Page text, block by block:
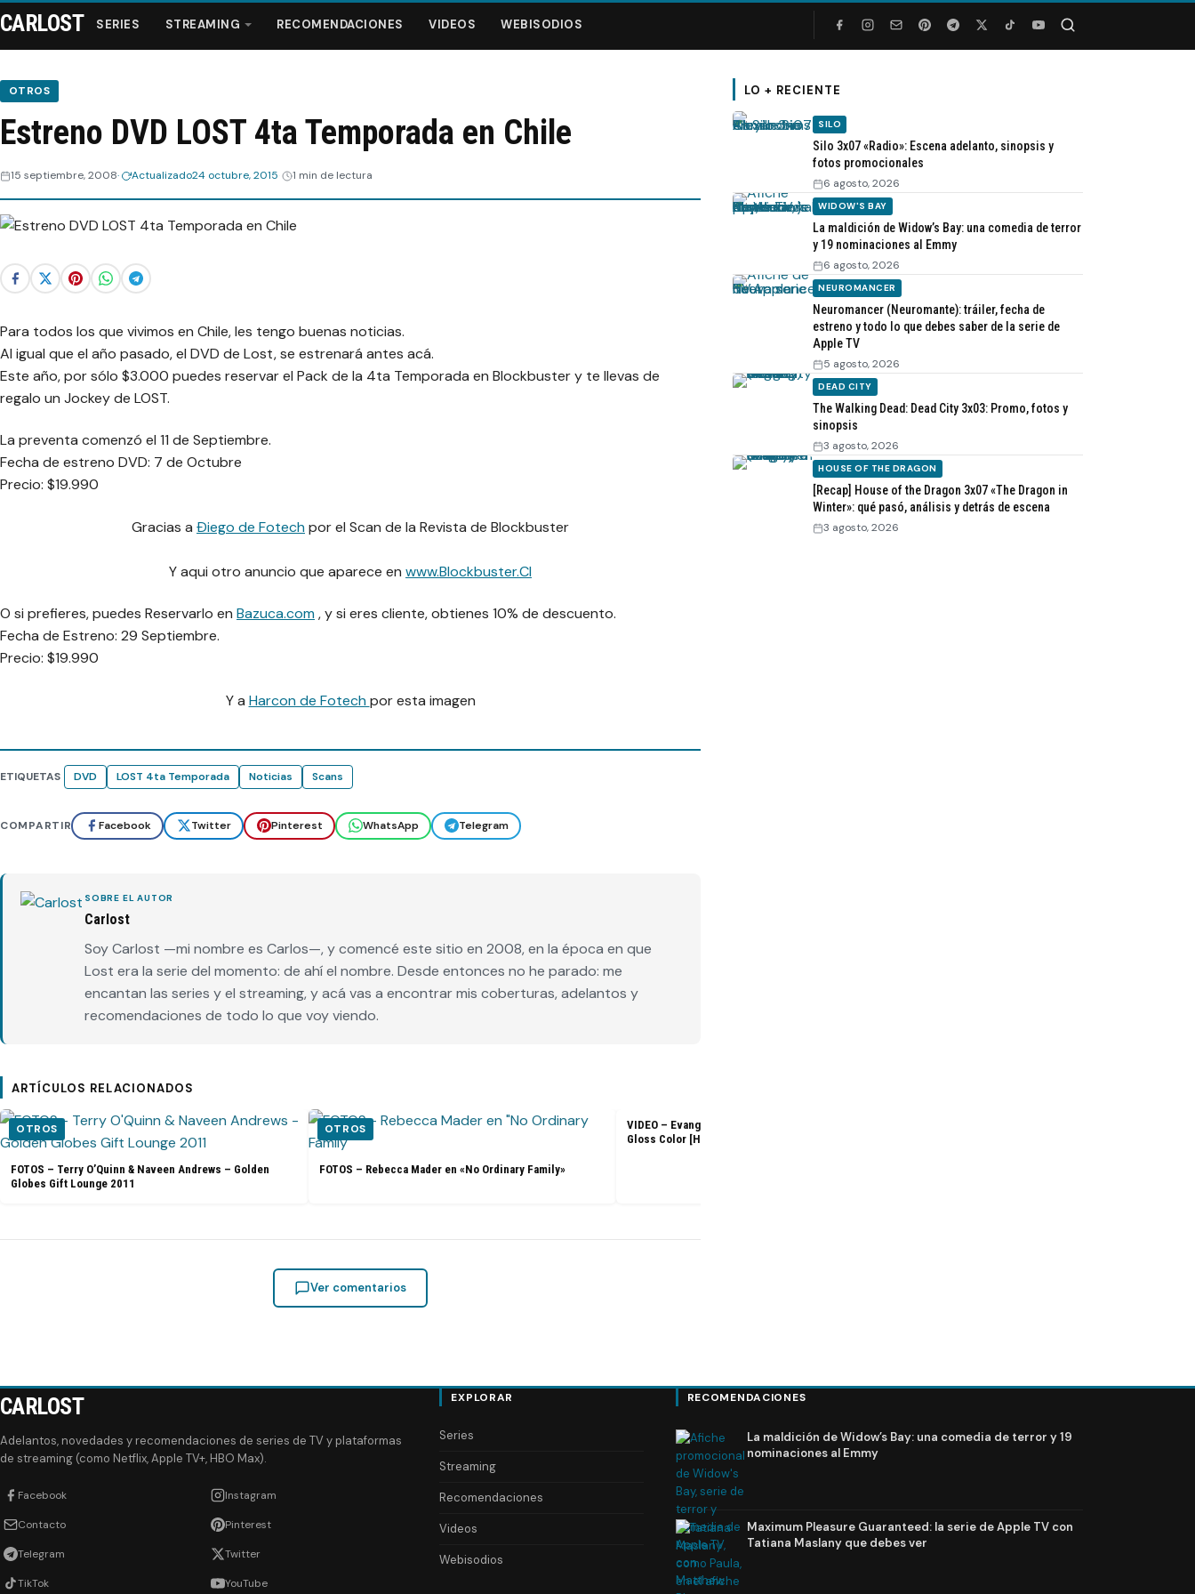
Series
Streaming
Recomendaciones
Videos
Webisodios
CARLOST SERIES STREAMING RECOMENDACIONES VIDEOS WEBISODIOS
OTROS
Estreno DVD LOST 4ta Temporada en Chile
15 septiembre, 2008 Actualizado24 octubre, 2015 1 min de lectura
Para todos los que vivimos en Chile, les tengo buenas noticias.
Al igual que el año pasado, el DVD de Lost, se estrenará antes acá.
Este año, por sólo $3.000 puedes reservar el Pack de la 4ta Temporada en Blockbuster y te llevas de
regalo un Jockey de LOST.
La preventa comenzó el 11 de Septiembre.
Fecha de estreno DVD: 7 de Octubre
Precio: $19.990
Gracias a Ðiego de Fotechpor el Scan de la Revista de Blockbuster
Y aqui otro anuncio que aparece en www.Blockbuster.Cl
O si prefieres, puedes Reservarlo en Bazuca.com, y si eres cliente, obtienes 10% de descuento.
Fecha de Estreno: 29 Septiembre.
Precio: $19.990
Y a Harcon de Fotechpor esta imagen
ETIQUETAS DVD LOST 4ta Temporada Noticias Scans
COMPARTIR Facebook Twitter Pinterest WhatsApp Telegram
SOBRE EL AUTOR
Carlost
Soy Carlost —mi nombre es Carlos—, y comencé este sitio en 2008, en la época en que
Lost era la serie del momento: de ahí el nombre. Desde entonces no he parado: me
encantan las series y el streaming, y acá vas a encontrar mis coberturas, adelantos y
recomendaciones de todo lo que voy viendo.
ARTÍCULOS RELACIONADOS
OTROS
FOTOS – Terry O’Quinn & Naveen Andrews – Golden
Globes Gift Lounge 2011
OTROS
FOTOS – Rebecca Mader en «No Ordinary Family»
VIDEO – Evangeline Lilly – L’Oreal Healthy Look Creme
Gloss Color [HD]
Ver comentarios
LO + RECIENTE
SILO
Silo 3x07 «Radio»: Escena adelanto, sinopsis y
fotos promocionales
6 agosto, 2026
WIDOW'S BAY
La maldición de Widow’s Bay: una comedia de terror
y 19 nominaciones al Emmy
6 agosto, 2026
NEUROMANCER
Neuromancer (Neuromante): tráiler, fecha de
estreno y todo lo que debes saber de la serie de
Apple TV
5 agosto, 2026
DEAD CITY
The Walking Dead: Dead City 3x03: Promo, fotos y
sinopsis
3 agosto, 2026
HOUSE OF THE DRAGON
[Recap] House of the Dragon 3x07 «The Dragon in
Winter»: qué pasó, análisis y detrás de escena
3 agosto, 2026
CARLOST
Adelantos, novedades y recomendaciones de series de TV y plataformas
de streaming (como Netflix, Apple TV+, HBO Max).
Facebook Instagram
Contacto Pinterest
Telegram Twitter
TikTok YouTube
EXPLORAR
Series
Streaming
Recomendaciones
Videos
Webisodios
RECOMENDACIONES
La maldición de Widow’s Bay: una comedia de terror y 19
nominaciones al Emmy
Maximum Pleasure Guaranteed: la serie de Apple TV con
Tatiana Maslany que debes ver